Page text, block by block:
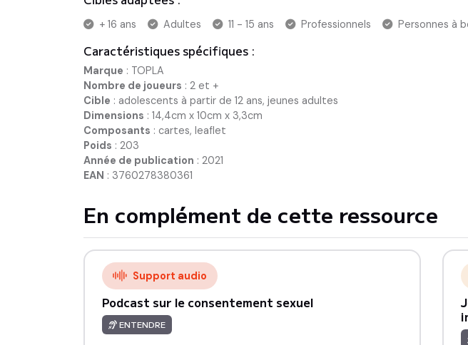
+ 16 ans Adultes 11 - 15 ans Professionnels Personnes à
Caractéristiques spécifiques :
Marque : TOPLA
Nombre de joueurs : 2 et +
Cible : adolescents à partir de 12 ans, jeunes adultes
Dimensions : 14,4cm x 10cm x 3,3cm
Composants : cartes, leaflet
Poids : 203
Année de publication : 2021
EAN : 3760278380361
En complément de cette ressource
Support audio
Podcast sur le consentement sexuel
ENTENDRE